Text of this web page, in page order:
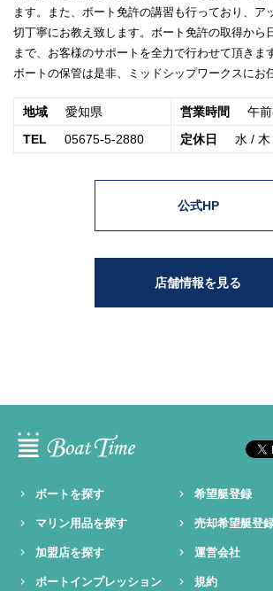
ます。また、ボート免許の講習も行っており、ア
切丁寧にお教え致します。ボート免許の取得から
まで、お客様のサポートを全力で行わせて頂きま
ボートの保管は是非、ミッドシップワークスにお
地域 愛知県 営業時間
午
TEL
05675-5-2880 定休日 水 / 木
公式HP
店舗情報を見る
ボートを探す
マリン用品を探す
加盟店を探す
ボートインプレッション
希望艇登録
売却希望艇登
運営会社
規約